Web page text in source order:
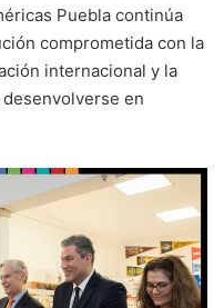
Puebla continúa
comprometida con la
internacional y la
en